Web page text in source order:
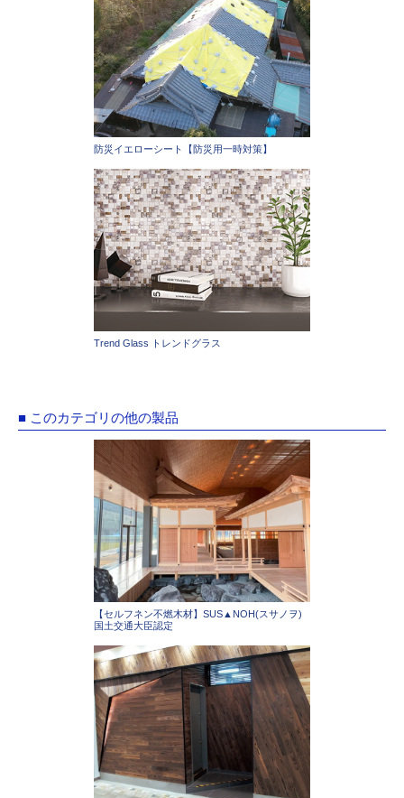
防災イエローシート【防災用一時対策】
Trend Glass トレンドグラス
■ このカテゴリの他の製品
【セルフネン不燃木材】SUS▲NOH(スサノヲ)
国土交通大臣認定